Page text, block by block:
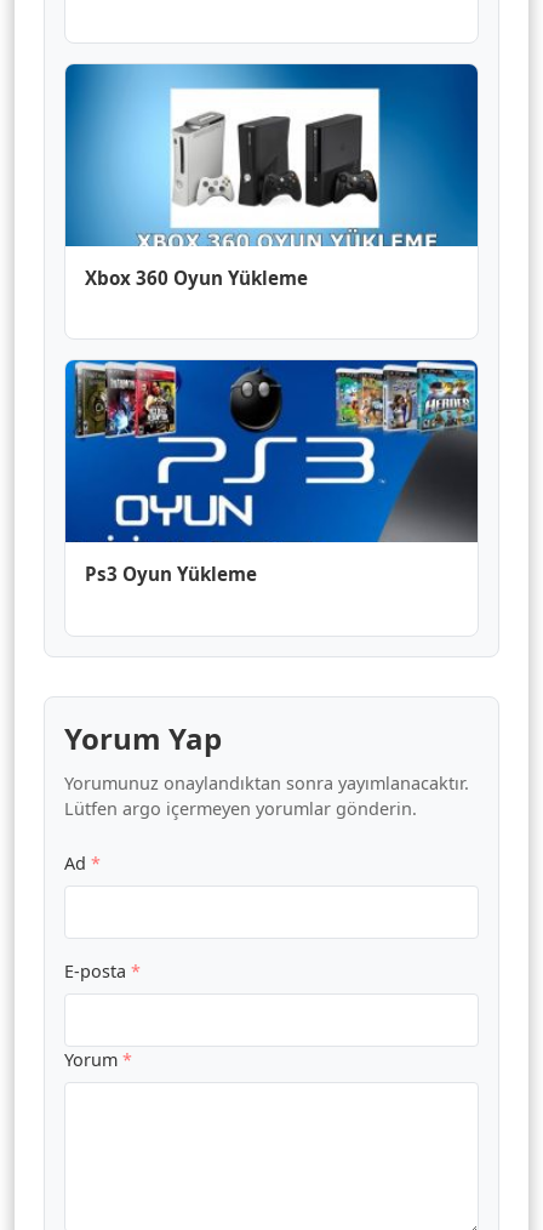
Xbox 360 Oyun Yükleme
Ps3 Oyun Yükleme
Yorum Yap
Yorumunuz onaylandıktan sonra yayımlanacaktır.
Lütfen argo içermeyen yorumlar gönderin.
Ad *
E-posta *
Yorum *